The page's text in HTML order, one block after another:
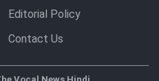
Editorial Policy
Contact Us